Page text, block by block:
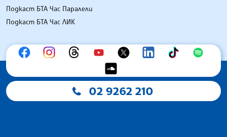
Подкаст БТА Час Паралели
Подкаст БТА Час ЛИК
02 9262 210